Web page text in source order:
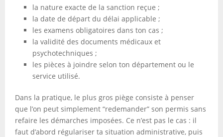
la nature exacte de la sanction reçue ;
la date de départ du délai applicable ;
les examens obligatoires dans ton cas ;
la validité des documents médicaux et
psychotechniques ;
les pièces à joindre selon ton département ou le
service utilisé.
Dans la pratique, le plus gros piège consiste à penser
que l’on peut simplement “redemander” son permis sans
refaire les démarches imposées. Ce n’est pas le cas : il
faut d’abord régulariser ta situation administrative, puis